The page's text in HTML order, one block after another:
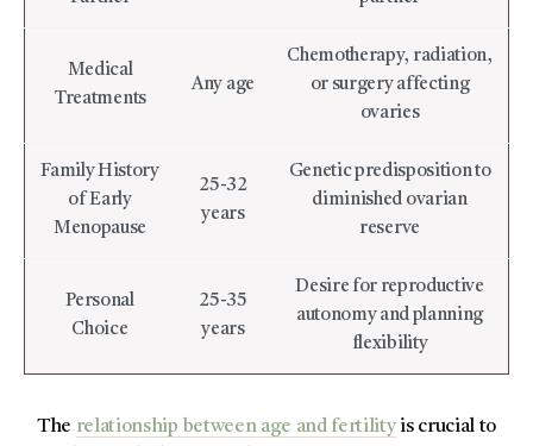
Medical
Treatments
Any age
Chemotherapy, radiation,
or surgery affecting
ovaries
Family History
of Early
Menopause
25-32
years
Genetic predisposition to
diminished ovarian
reserve
Personal
Choice
25-35
years
Desire for reproductive
autonomy and planning
flexibility
The relationship between age and fertilityis crucial to